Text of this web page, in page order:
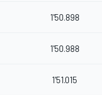
1'50.898
1'50.988
1'51.015